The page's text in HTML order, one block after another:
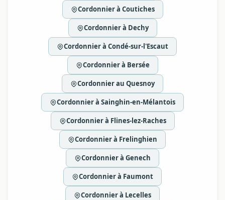
Cordonnier à Coutiches
Cordonnier à Dechy
Cordonnier à Condé-sur-l'Escaut
Cordonnier à Bersée
Cordonnier au Quesnoy
Cordonnier à Sainghin-en-Mélantois
Cordonnier à Flines-lez-Raches
Cordonnier à Frelinghien
Cordonnier à Genech
Cordonnier à Faumont
Cordonnier à Lecelles